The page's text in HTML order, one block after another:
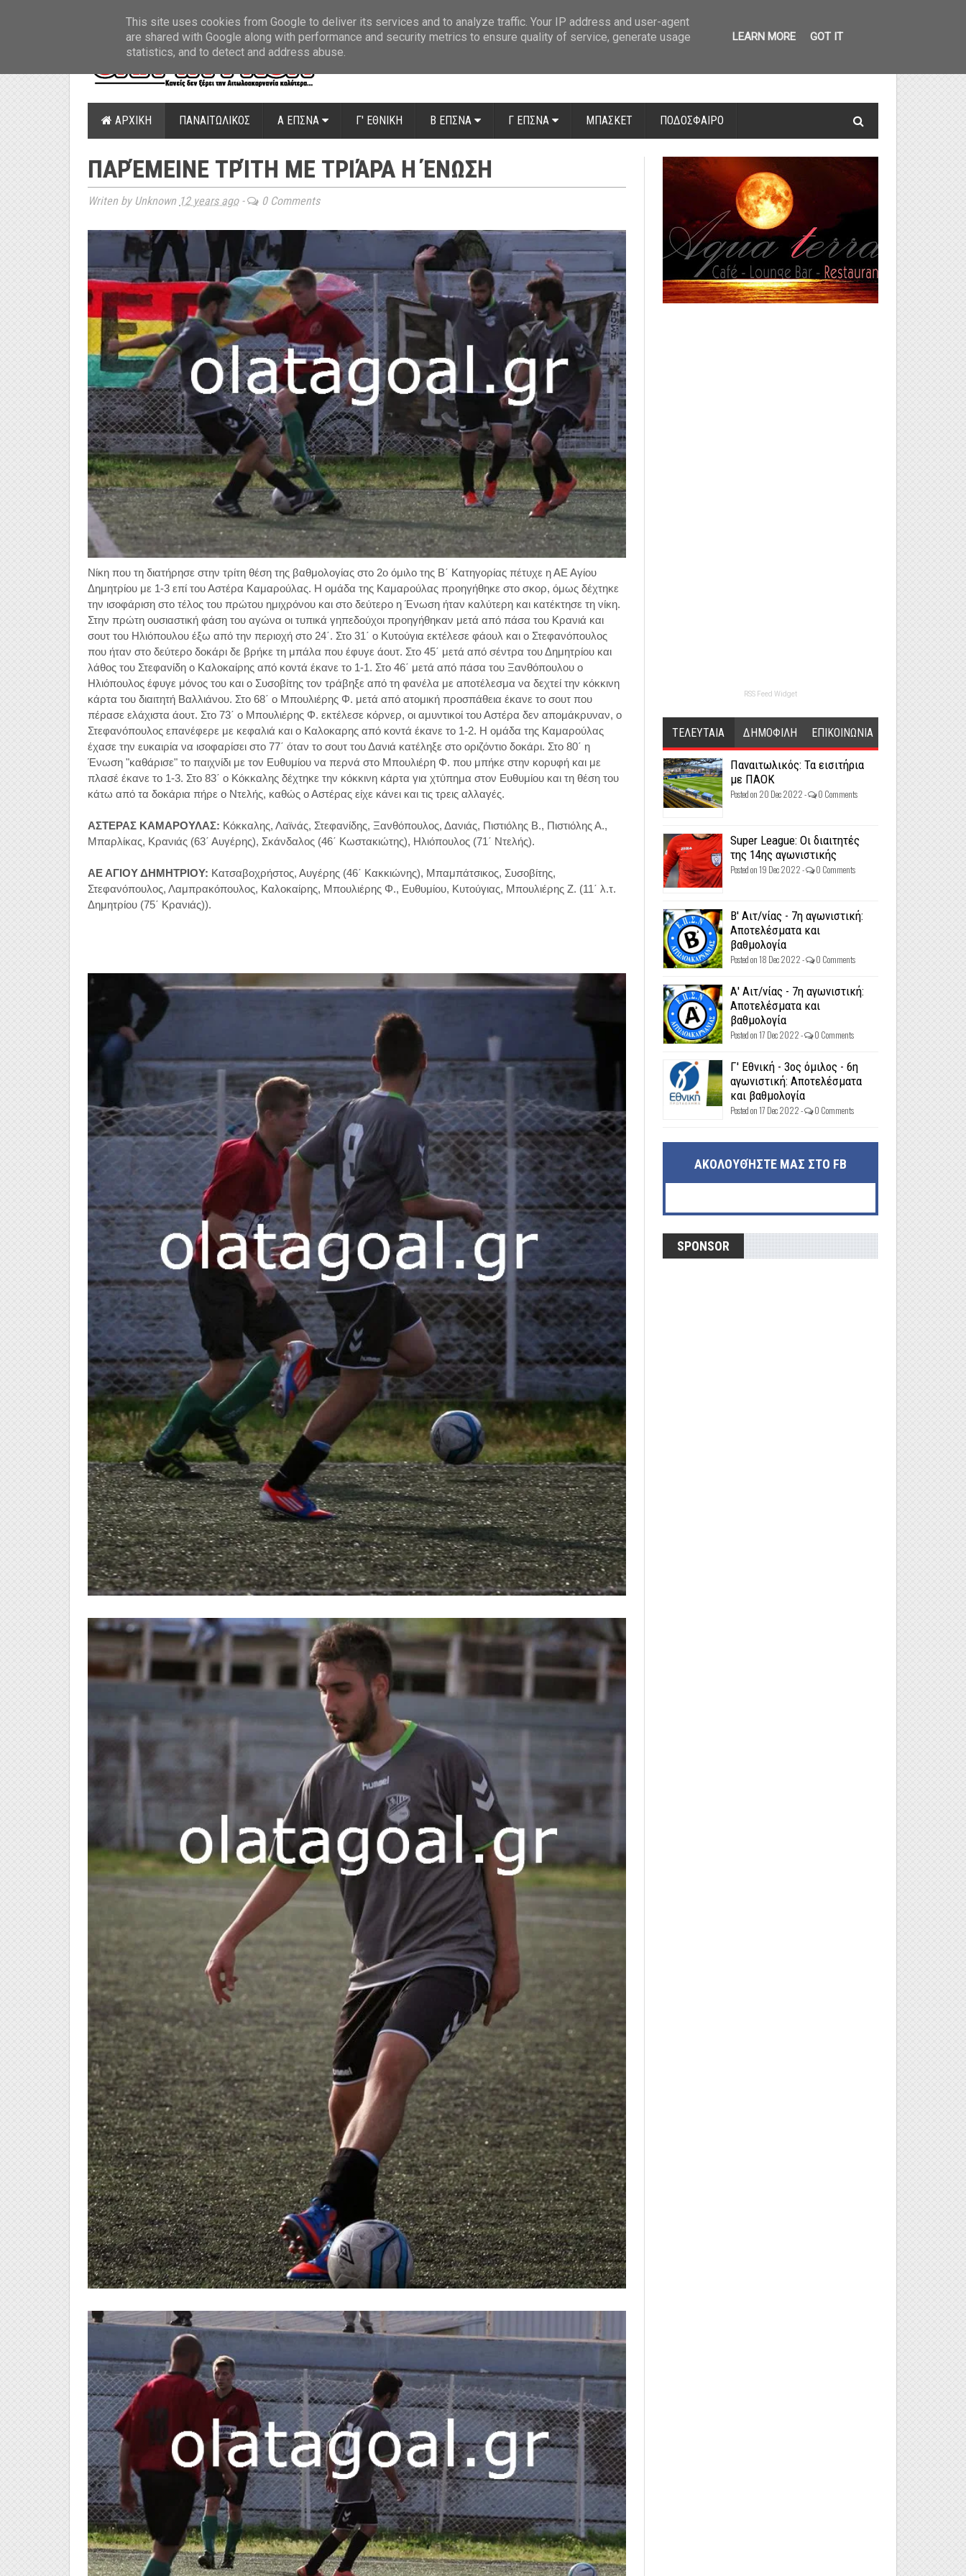
ΑΡΧΙΚΗ ΠΑΝΑΙΤΩΛΙΚΟΣ Α ΕΠΣΝΑ Γ' ΕΘΝΙΚΗ Β ΕΠΣΝΑ Γ ΕΠΣΝΑ ΜΠΑΣΚΕΤ ΠΟΔΟΣΦΑΙΡΟ
ΠΑΡΈΜΕΙΝΕ ΤΡΊΤΗ ΜΕ ΤΡΙΆΡΑ Η ΈΝΩΣΗ
Writen by Unknown 12 years ago- 0 Comments
Νίκη που τη διατήρησε στην τρίτη θέση της βαθμολογίας στο 2ο όμιλο της Β΄ Κατηγορίας πέτυχε η ΑΕ Αγίου
Δημητρίου με 1-3 επί του Αστέρα Καμαρούλας. Η ομάδα της Καμαρούλας προηγήθηκε στο σκορ, όμως δέχτηκε
την ισοφάριση στο τέλος του πρώτου ημιχρόνου και στο δεύτερο η Ένωση ήταν καλύτερη και κατέκτησε τη νίκη.
Στην πρώτη ουσιαστική φάση του αγώνα οι τυπικά γηπεδούχοι προηγήθηκαν μετά από πάσα του Κρανιά και
σουτ του Ηλιόπουλου έξω από την περιοχή στο 24΄. Στο 31΄ ο Κυτούγια εκτέλεσε φάουλ και ο Στεφανόπουλος
που ήταν στο δεύτερο δοκάρι δε βρήκε τη μπάλα που έφυγε άουτ. Στο 45΄ μετά από σέντρα του Δημητρίου και
λάθος του Στεφανίδη ο Καλοκαίρης από κοντά έκανε το 1-1. Στο 46΄ μετά από πάσα του Ξανθόπουλου ο
Ηλιόπουλος έφυγε μόνος του και ο Συσοβίτης τον τράβηξε από τη φανέλα με αποτέλεσμα να δεχτεί την κόκκινη
κάρτα του διαιτητή Βαλλιάνου. Στο 68΄ ο Μπουλιέρης Φ. μετά από ατομική προσπάθεια έκανε το σουτ που
πέρασε ελάχιστα άουτ. Στο 73΄ ο Μπουλιέρης Φ. εκτέλεσε κόρνερ, οι αμυντικοί του Αστέρα δεν απομάκρυναν, ο
Στεφανόπουλος επανέφερε με κεφαλιά και ο Καλοκαρης από κοντά έκανε το 1-2. Η ομάδα της Καμαρούλας
έχασε την ευκαιρία να ισοφαρίσει στο 77΄ όταν το σουτ του Δανιά κατέληξε στο οριζόντιο δοκάρι. Στο 80΄ η
Ένωση "καθάρισε" το παιχνίδι με τον Ευθυμίου να περνά στο Μπουλιέρη Φ. που μπήκε στην κορυφή και με
πλασέ έκανε το 1-3. Στο 83΄ ο Κόκκαλης δέχτηκε την κόκκινη κάρτα για χτύπημα στον Ευθυμίου και τη θέση του
κάτω από τα δοκάρια πήρε ο Ντελής, καθώς ο Αστέρας είχε κάνει και τις τρεις αλλαγές.
ΑΣΤΕΡΑΣ ΚΑΜΑΡΟΥΛΑΣ: Κόκκαλης, Λαϊνάς, Στεφανίδης, Ξανθόπουλος, Δανιάς, Πιστιόλης Β., Πιστιόλης Α.,
Μπαρλίκας, Κρανιάς (63΄ Αυγέρης), Σκάνδαλος (46΄ Κωστακιώτης), Ηλιόπουλος (71΄ Ντελής).
ΑΕ ΑΓΙΟΥ ΔΗΜΗΤΡΙΟΥ: Κατσαβοχρήστος, Αυγέρης (46΄ Κακκιώνης), Μπαμπάτσικος, Συσοβίτης,
Στεφανόπουλος, Λαμπρακόπουλος, Καλοκαίρης, Μπουλιέρης Φ., Ευθυμίου, Κυτούγιας, Μπουλιέρης Ζ. (11΄ λ.τ.
Δημητρίου (75΄ Κρανιάς)).
RSS Feed Widget
ΤΕΛΕΥΤΑΙΑ ΔΗΜΟΦΙΛΗ ΕΠΙΚΟΙΝΩΝΙΑ
Παναιτωλικός: Τα εισιτήρια
με ΠΑΟΚ
Posted on 20 Dec 2022 - 0 Comments
Super League: Οι διαιτητές
της 14ης αγωνιστικής
Posted on 19 Dec 2022 - 0 Comments
Β' Αιτ/νίας - 7η αγωνιστική:
Αποτελέσματα και
βαθμολογία
Posted on 18 Dec 2022 - 0 Comments
Α' Αιτ/νίας - 7η αγωνιστική:
Αποτελέσματα και
βαθμολογία
Posted on 17 Dec 2022 - 0 Comments
Γ' Εθνική - 3ος όμιλος - 6η
αγωνιστική: Αποτελέσματα
και βαθμολογία
Posted on 17 Dec 2022 - 0 Comments
ΑΚΟΛΟΥΘΉΣΤΕ ΜΑΣ ΣΤΟ FB
SPONSOR
This site uses cookies from Google to deliver its services and to analyze traffic. Your IP address and user-agent
are shared with Google along with performance and security metrics to ensure quality of service, generate usage
statistics, and to detect and address abuse.
LEARN MORE GOT IT